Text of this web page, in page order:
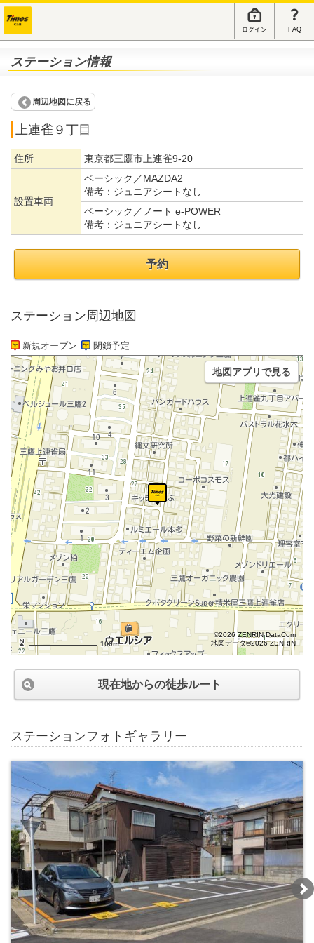
ログイン FAQ
ステーション情報
周辺地図に戻る
上連雀９丁目
住所 東京都三鷹市上連雀9-20
設置車両
ベーシック／MAZDA2
備考： ジュニアシートなし
ベーシック／ノート e-POWER
備考： ジュニアシートなし
予約
ステーション周辺地図
新規オープン 閉鎖予定
100m
©2026 ZENRIN DataCom
地図データ©2026 ZENRIN
地図アプリで見る
現在地からの徒歩ルート
ステーションフォトギャラリー